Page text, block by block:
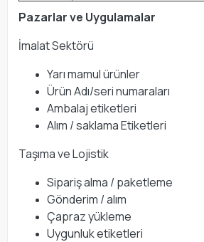
Pazarlar ve Uygulamalar
İmalat Sektörü
Yarı mamul ürünler
Ürün Adı/seri numaraları
Ambalaj etiketleri
Alım / saklama Etiketleri
Taşıma ve Lojistik
Sipariş alma / paketleme
Gönderim / alım
Çapraz yükleme
Uygunluk etiketleri